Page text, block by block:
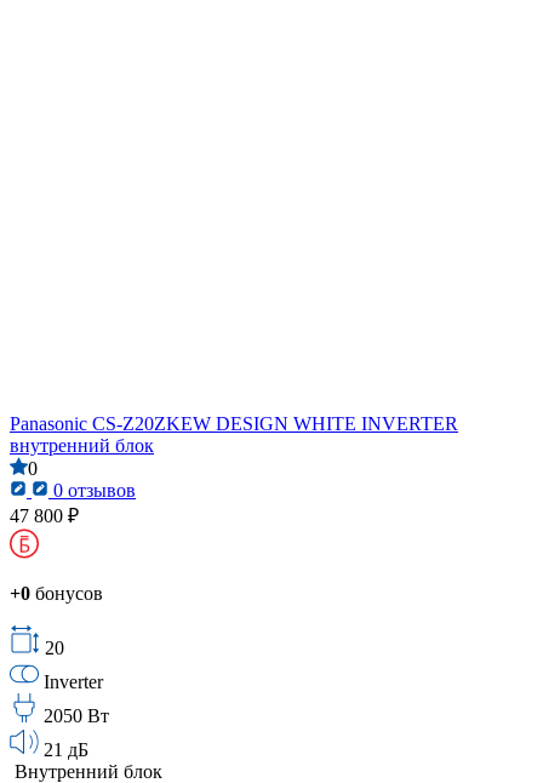
Panasonic CS-Z20ZKEW DESIGN WHITE INVERTER
внутренний блок
0
0 отзывов
47 800 ₽
+0 бонусов
20
Inverter
2050 Вт
21 дБ
Внутренний блок